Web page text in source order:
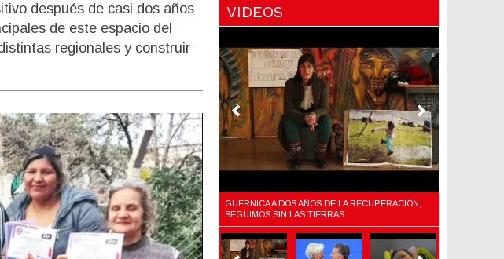
después de casi dos años
de este espacio del
regionales y construir
VIDEOS
JORNADA POR TRABAJO Y POR SALARIO,
CONTRA EL HAMBRE LA POBREZA Y EL AJUSTE
GUERNICA A DOS AÑOS DE LA RECUPERACIÓN,
SEGUIMOS SIN LAS TIERRAS